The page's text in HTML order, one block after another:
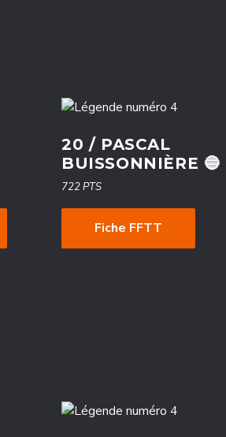
20 / PASCAL
BUISSONNIÈRE 🔵
722 PTS
Fiche FFTT